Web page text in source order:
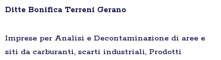
Ditte Bonifica Terreni Gerano
Imprese per Analisi e Decontaminazione di aree e
siti da carburanti, scarti industriali, Prodotti